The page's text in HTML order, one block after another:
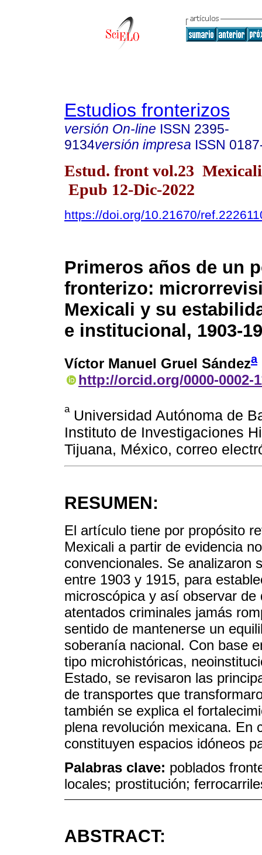
Estudios fronterizos
versión On-line ISSN 2395-
9134versión impresa ISSN
Estud. front vol.23
Epub 12-Dic-2022
https://doi.org/10.21670/
Primeros años de un
fronterizo:
Mexicali y su
e institucional, 1903-
Víctor Manuel Gruel Sándeza
http://orcid.org/0000-0002-
aUniversidad Autónoma de
Instituto de Investigaciones
Tijuana, México, correo
RESUMEN:
El artículo tiene por propósito
Mexicali a partir de evidencia
convencionales. Se analizaron
entre 1903 y 1915, para
microscópica y así observar
atentados criminales jamás
sentido de mantenerse un
soberanía nacional. Con base
tipo microhistóricas,
Estado, se revisaron las
de transportes que
también se explica el
plena revolución mexicana. En
constituyen espacios idóneos
Palabras clave: poblados
locales; prostitución;
ABSTRACT: